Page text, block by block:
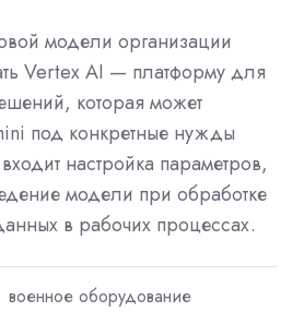
модели организации
Vertex AI — платформу для
которая может
под конкретные нужды
настройка параметров,
модели при обработке
в рабочих процессах.
военное оборудование